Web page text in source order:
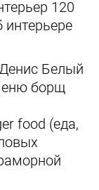
120
интерьере
Белый
борщ
food (еда,